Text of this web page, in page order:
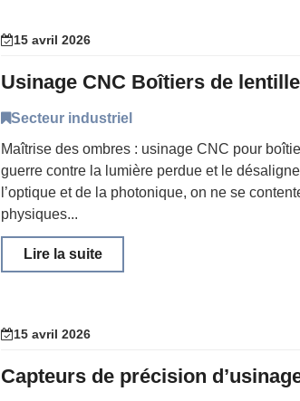
15 avril 2026
Secteur industriel
Maîtrise des ombres : usinage CNC pour
guerre contre la lumière perdue et le
l’optique et de la photonique, on ne se
physiques...
Lire la suite
15 avril 2026